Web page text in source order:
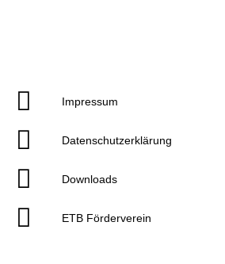
Impressum
Datenschutzerklärung
Downloads
ETB Förderverein